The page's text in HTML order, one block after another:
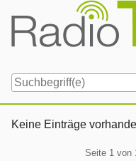
content
Keine Einträge
Seite 1 von